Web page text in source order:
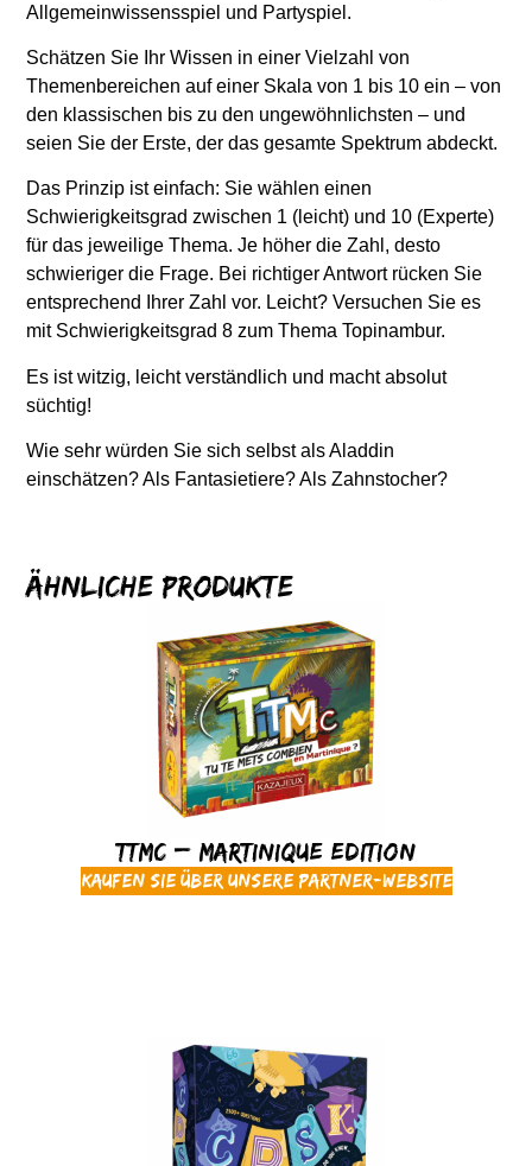
Allgemeinwissensspiel und Partyspiel.
Schätzen Sie Ihr Wissen in einer Vielzahl von
Themenbereichen auf einer Skala von 1 bis 10 ein – von
den klassischen bis zu den ungewöhnlichsten – und
seien Sie der Erste, der das gesamte Spektrum abdeckt.
Das Prinzip ist einfach: Sie wählen einen
Schwierigkeitsgrad zwischen 1 (leicht) und 10 (Experte)
für das jeweilige Thema. Je höher die Zahl, desto
schwieriger die Frage. Bei richtiger Antwort rücken Sie
entsprechend Ihrer Zahl vor. Leicht? Versuchen Sie es
mit Schwierigkeitsgrad 8 zum Thema Topinambur.
Es ist witzig, leicht verständlich und macht absolut
süchtig!
Wie sehr würden Sie sich selbst als Aladdin
einschätzen? Als Fantasietiere? Als Zahnstocher?
Ähnliche Produkte
TTMC – Martinique Edition
Kaufen Sie über unsere Partner-Website